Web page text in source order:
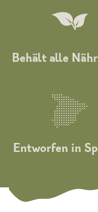
Behält alle
Entworfen in